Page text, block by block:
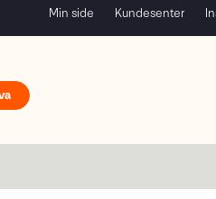
Min side Kundesenter